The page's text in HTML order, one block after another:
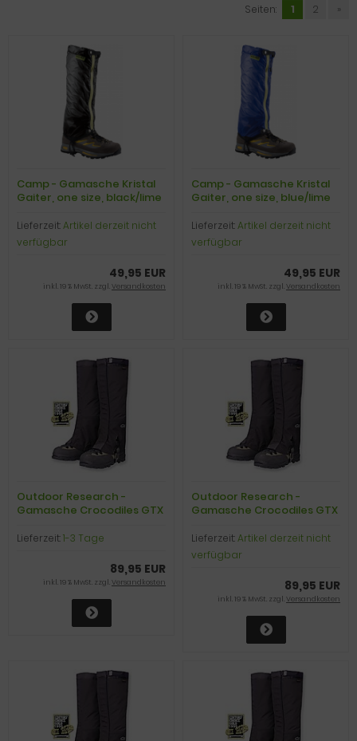
Seiten: 1 2 »
Camp - Gamasche Kristal
Gaiter, one size, black/lime
Lieferzeit:Artikel derzeit nicht
verfügbar
49,95 EUR
inkl. 19 % MwSt. zzgl.Versandkosten
Camp - Gamasche Kristal
Gaiter, one size, blue/lime
Lieferzeit:Artikel derzeit nicht
verfügbar
49,95 EUR
inkl. 19 % MwSt. zzgl.Versandkosten
Outdoor Research -
Gamasche Crocodiles GTX
Lieferzeit:1-3 Tage
89,95 EUR
inkl. 19 % MwSt. zzgl.Versandkosten
Outdoor Research -
Gamasche Crocodiles GTX
Lieferzeit:Artikel derzeit nicht
verfügbar
89,95 EUR
inkl. 19 % MwSt. zzgl.Versandkosten